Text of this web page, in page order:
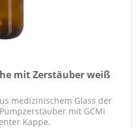
mit Zerstäuber weiß
medizinischem Glass der
mit GCMI
Kappe.